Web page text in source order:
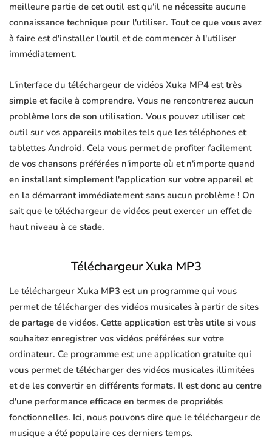
meilleure partie de cet outil est qu'il ne nécessite aucune
connaissance technique pour l'utiliser. Tout ce que vous avez
à faire est d'installer l'outil et de commencer à l'utiliser
immédiatement.
L'interface du téléchargeur de vidéos Xuka MP4 est très
simple et facile à comprendre. Vous ne rencontrerez aucun
problème lors de son utilisation. Vous pouvez utiliser cet
outil sur vos appareils mobiles tels que les téléphones et
tablettes Android. Cela vous permet de profiter facilement
de vos chansons préférées n'importe où et n'importe quand
en installant simplement l'application sur votre appareil et
en la démarrant immédiatement sans aucun problème ! On
sait que le téléchargeur de vidéos peut exercer un effet de
haut niveau à ce stade.
Téléchargeur Xuka MP3
Le téléchargeur Xuka MP3 est un programme qui vous
permet de télécharger des vidéos musicales à partir de sites
de partage de vidéos. Cette application est très utile si vous
souhaitez enregistrer vos vidéos préférées sur votre
ordinateur. Ce programme est une application gratuite qui
vous permet de télécharger des vidéos musicales illimitées
et de les convertir en différents formats. Il est donc au centre
d'une performance efficace en termes de propriétés
fonctionnelles. Ici, nous pouvons dire que le téléchargeur de
musique a été populaire ces derniers temps.